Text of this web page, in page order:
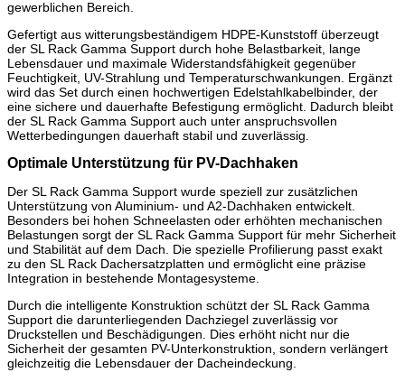
gewerblichen Bereich.
Gefertigt aus witterungsbeständigem HDPE-Kunststoff überzeugt
der SL Rack Gamma Support durch hohe Belastbarkeit, lange
Lebensdauer und maximale Widerstandsfähigkeit gegenüber
Feuchtigkeit, UV-Strahlung und Temperaturschwankungen. Ergänzt
wird das Set durch einen hochwertigen Edelstahlkabelbinder, der
eine sichere und dauerhafte Befestigung ermöglicht. Dadurch bleibt
der SL Rack Gamma Support auch unter anspruchsvollen
Wetterbedingungen dauerhaft stabil und zuverlässig.
Optimale Unterstützung für PV-Dachhaken
Der SL Rack Gamma Support wurde speziell zur zusätzlichen
Unterstützung von Aluminium- und A2-Dachhaken entwickelt.
Besonders bei hohen Schneelasten oder erhöhten mechanischen
Belastungen sorgt der SL Rack Gamma Support für mehr Sicherheit
und Stabilität auf dem Dach. Die spezielle Profilierung passt exakt
zu den SL Rack Dachersatzplatten und ermöglicht eine präzise
Integration in bestehende Montagesysteme.
Durch die intelligente Konstruktion schützt der SL Rack Gamma
Support die darunterliegenden Dachziegel zuverlässig vor
Druckstellen und Beschädigungen. Dies erhöht nicht nur die
Sicherheit der gesamten PV-Unterkonstruktion, sondern verlängert
gleichzeitig die Lebensdauer der Dacheindeckung.